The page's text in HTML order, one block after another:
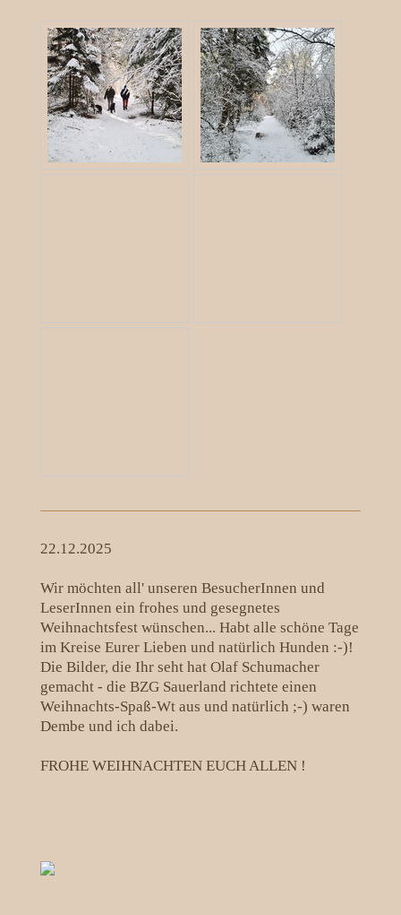
22.12.2025
Wir möchten all' unseren BesucherInnen und
LeserInnen ein frohes und gesegnetes
Weihnachtsfest wünschen... Habt alle schöne Tage
im Kreise Eurer Lieben und natürlich Hunden :-)!
Die Bilder, die Ihr seht hat Olaf Schumacher
gemacht - die BZG Sauerland richtete einen
Weihnachts-Spaß-Wt aus und natürlich ;-) waren
Dembe und ich dabei.
FROHE WEIHNACHTEN EUCH ALLEN !